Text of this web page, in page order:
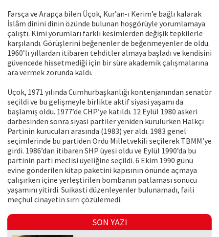
Farsça ve Arapça bilen Üçok, Kur’an-ı Kerim’e bağlı kalarak
İslâm dinini dinin özünde bulunan hoşgörüyle yorumlamaya
çalıştı. Kimi yorumları farklı kesimlerden değişik tepkilerle
karşılandı. Görüşlerini beğenenler de beğenmeyenler de oldu.
1960’lı yıllardan itibaren tehditler almaya başladı ve kendisini
güvencede hissetmediği için bir süre akademik çalışmalarına
ara vermek zorunda kaldı.
Üçok, 1971 yılında Cumhurbaşkanlığı kontenjanından senatör
seçildi ve bu gelişmeyle birlikte aktif siyasi yaşamı da
başlamış oldu. 1977’de CHP’ye katıldı. 12 Eylül 1980 askeri
darbesinden sonra siyasi partiler yeniden kurulurken Halkçı
Partinin kurucuları arasında (1983) yer aldı. 1983 genel
seçimlerinde bu partiden Ordu Milletvekili seçilerek TBMM’ye
girdi. 1986’dan itibaren SHP üyesi oldu ve Eylül 1990’da bu
partinin parti meclisi üyeliğine seçildi. 6 Ekim 1990 günü
evine gönderilen kitap paketini kapısının önünde açmaya
çalışırken içine yerleştirilen bombanın patlaması sonucu
yaşamını yitirdi. Suikasti düzenleyenler bulunamadı, faili
meçhul cinayetin sırrı çözülemedi.
SON YAZI